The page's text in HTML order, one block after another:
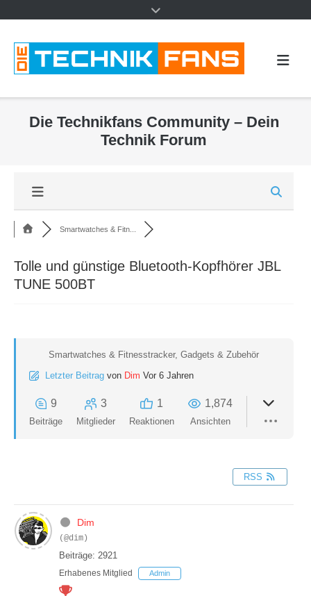
Die Technikfans Community – Dein
Technik Forum
Smartwatches & Fitn...
Tolle und günstige Bluetooth-Kopfhörer JBL
TUNE 500BT
Smartwatches & Fitnesstracker, Gadgets & Zubehör
Letzter Beitrag von Dim Vor 6 Jahren
9
Beiträge
3
Mitglieder
1
Reaktionen
1,874
Ansichten
RSS
Dim
(@dim)
Beiträge: 2921
Erhabenes Mitglied Admin